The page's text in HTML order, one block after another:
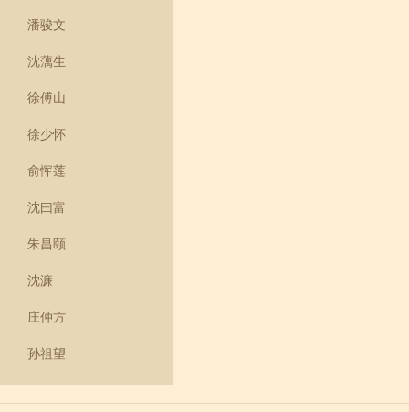
潘骏文
沈蕅生
徐傅山
徐少怀
俞恽莲
沈曰富
朱昌颐
沈濂
庄仲方
孙祖望